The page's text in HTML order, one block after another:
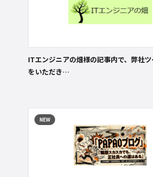
ITエンジニアの畑様の記事内で、弊社
をいただき…
NEW